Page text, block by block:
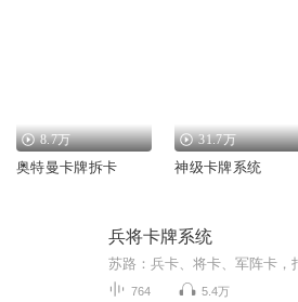
8.7万
奥特曼卡牌拆卡
31.7万
神级卡牌系统
兵将卡牌系统
764 5.4万